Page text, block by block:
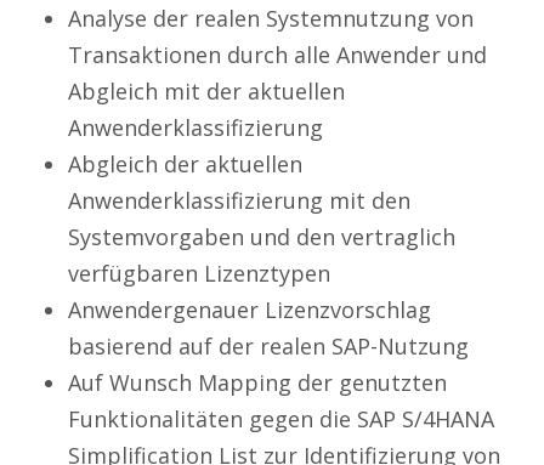
Analyse der realen Systemnutzung von
Transaktionen durch alle Anwender und
Abgleich mit der aktuellen
Anwenderklassifizierung
Abgleich der aktuellen
Anwenderklassifizierung mit den
Systemvorgaben und den vertraglich
verfügbaren Lizenztypen
Anwendergenauer Lizenzvorschlag
basierend auf der realen SAP-Nutzung
Auf Wunsch Mapping der genutzten
Funktionalitäten gegen die SAP S/4HANA
Simplification List zur Identifizierung von